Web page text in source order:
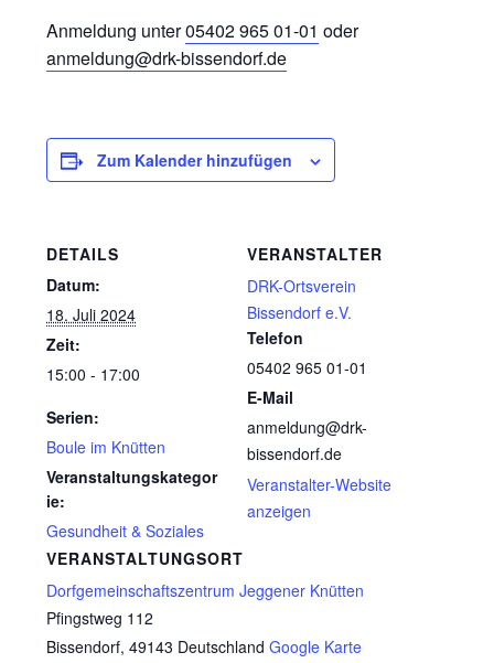
Anmeldung unter05402 965 01-01 oder
anmeldung@drk-bissendorf.de
Zum Kalender hinzufügen
DETAILS
Datum:
18. Juli 2024
Zeit:
15:00 - 17:00
Serien:
Boule im Knütten
Veranstaltungskategor
ie:
Gesundheit & Soziales
VERANSTALTUNGSORT
Dorfgemeinschaftszentrum Jeggener Knütten
Pfingstweg 112
Bissendorf, 49143 Deutschland Google Karte
VERANSTALTER
DRK-Ortsverein
Bissendorf e.V.
Telefon
05402 965 01-01
E-Mail
anmeldung@drk-
bissendorf.de
Veranstalter-Website
anzeigen